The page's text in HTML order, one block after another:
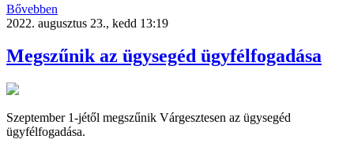
Bővebben
2022. augusztus 23., kedd 13:19
Megszűnik az ügysegéd ügyfélfogadása
Szeptember 1-jétől megszűnik Várgesztesen az ügysegéd
ügyfélfogadása.